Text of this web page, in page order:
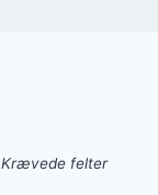
Krævede felter